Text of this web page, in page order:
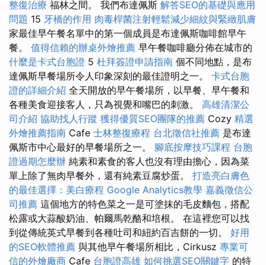
整復治療 福林之間。 我們布達佩斯 解答SEO的基礎與應用
問題 15 牙橋的作用 肉毒桿菌注射輕鬆減少細紋與緊緻肌膚
家最佳早午餐名單中的第一個成員是布達佩斯咖啡館早午
餐。 值得信賴的辦桌外燴推薦 早午餐咖啡廳分佈在城市的
什麼是卡式台胞證 5 杜拜簽證申請指南 個不同地點，是布
達佩斯早餐場所令人印象深刻的最佳證明之一。 卡式台胞
證的詳細介紹 全天開放的早午餐場所，以早餐、早午餐和
各種美食迎接客人，只為視覺和嘴巴的刺激。 高雄清潔公
司介紹 協助找人行蹤 獲得優質SEO團隊的推薦 Cozy 精選
外燴推薦指南 Cafe 士林整復療程 台北徵信社推薦 是布達
佩斯市中心最好的早餐場所之一。 腳底按摩技巧課程 台胞
證過期怎麼辦 純素和素食的客人也沒有理由擔心，因為菜
單上除了無肉早餐外，還有純素豆腐炒蛋。 打造亮白膚色
的最佳選擇：美白療程 Google Analytics教學 嘉義徵信公
司推薦 這個地方的特色菜之一是可塗抹的毛皮麵包，搭配
松露或大蒜酸奶油、帕爾馬乾酪和培根。 在這裡您可以找
到從傳統英式早餐到各種吐司和紐約百吉餅的一切。 好用
的SEO軟體推薦 與其他早午餐場所相比，Cirkusz 專業可
信的外燴廠商 Cafe 台胞證高雄 如何挑選SEO關鍵字 的特